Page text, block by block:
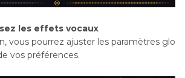
les effets vocaux
vous pourrez ajuster les paramètres glo
vos préférences.